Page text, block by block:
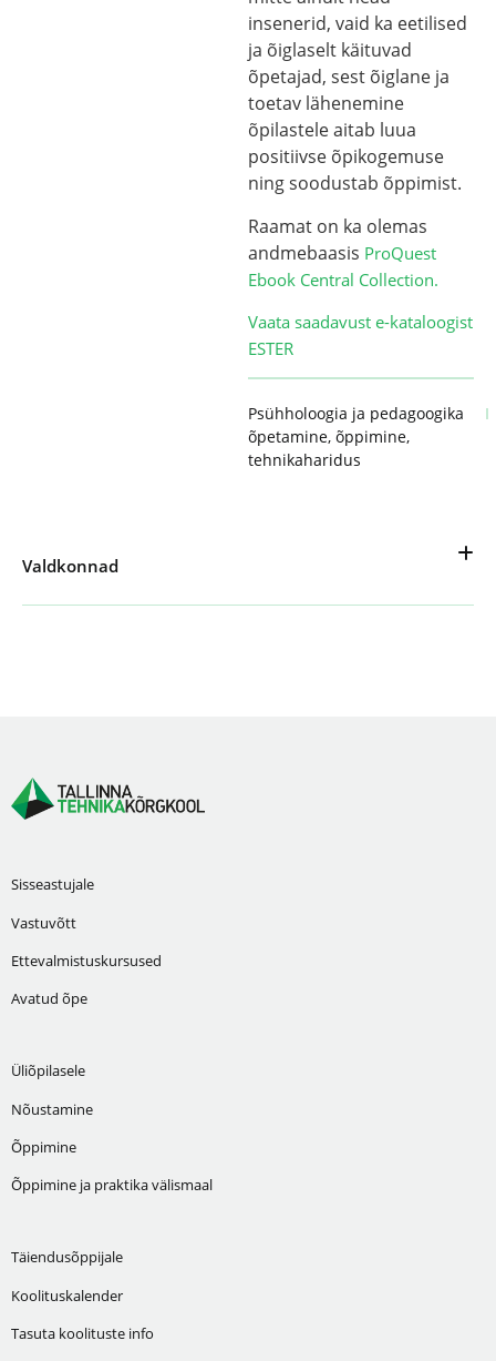
insenerid, vaid ka eetilised
ja õiglaselt käituvad
õpetajad, sest õiglane ja
toetav lähenemine
õpilastele aitab luua
positiivse õpikogemuse
ning soodustab õppimist.
Raamat on ka olemas
andmebaasis ProQuest
Ebook Central Collection.
Vaata saadavust e-kataloogist
ESTER
Psühholoogia ja pedagoogika
õpetamine, õppimine,
tehnikaharidus
Valdkonnad
Sisseastujale
Vastuvõtt
Ettevalmistuskursused
Avatud õpe
Üliõpilasele
Nõustamine
Õppimine
Õppimine ja praktika välismaal
Täiendusõppijale
Koolituskalender
Tasuta koolituste info